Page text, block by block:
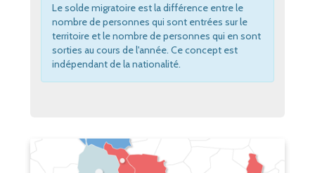
Le solde migratoire est la différence entre le
nombre de personnes qui sont entrées sur le
territoire et le nombre de personnes qui en sont
sorties au cours de l'année. Ce concept est
indépendant de la nationalité.